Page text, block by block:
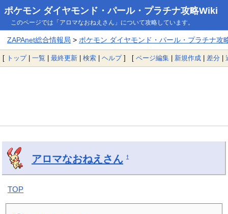
ポケモン ダイヤモンド・パール・プラチナ攻略Wiki
このページでは「アロマなおねえさん」について攻略しています。
ZAPAnet総合情報局 > ポケモン ダイヤモンド・パール・プラチナ攻
[ トップ| 一覧 | 最終更新 | 検索 | ヘルプ] [ ページ編集 | 新規作成 | 差分 |
アロマなおねえさん †
TOP